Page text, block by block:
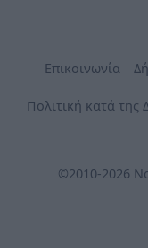
Επικοινωνία
Πολιτική κατά της
©2010-2026